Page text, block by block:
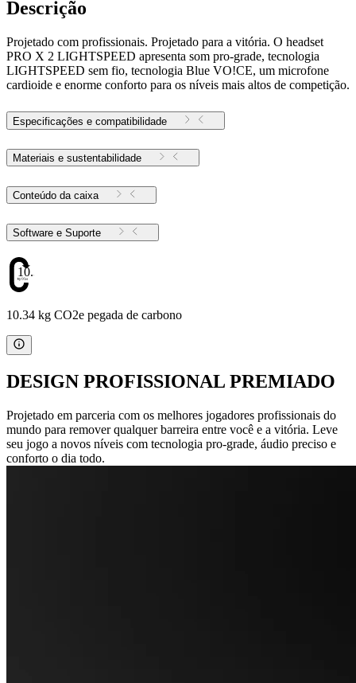
Descrição
Projetado com profissionais. Projetado para a vitória. O headset
PRO X 2 LIGHTSPEED apresenta som pro-grade, tecnologia
LIGHTSPEED sem fio, tecnologia Blue VO!CE, um microfone
cardioide e enorme conforto para os níveis mais altos de competição.
Especificações e compatibilidade
Materiais e sustentabilidade
Conteúdo da caixa
Software e Suporte
10.34
10.34 kg CO2e pegada de carbono
DESIGN PROFISSIONAL PREMIADO
Projetado em parceria com os melhores jogadores profissionais do
mundo para remover qualquer barreira entre você e a vitória. Leve
seu jogo a novos níveis com tecnologia pro-grade, áudio preciso e
conforto o dia todo.